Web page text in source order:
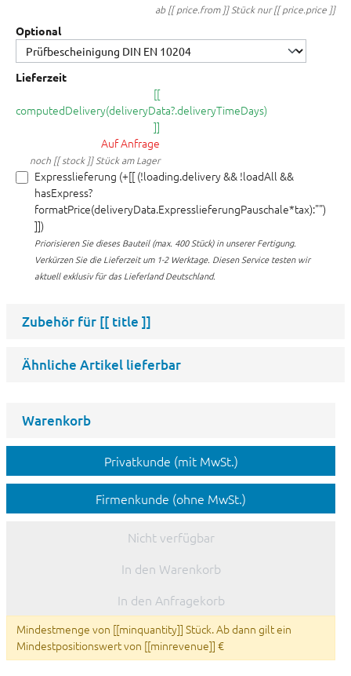
ab [[ price.from ]] Stück nur [[ price.price ]]
Optional
Lieferzeit
[[
computedDelivery(deliveryData?.deliveryTimeDays)
]]
Auf Anfrage
noch [[ stock ]] Stück am Lager
Expresslieferung (+[[ (!loading.delivery && !loadAll &&
hasExpress?
formatPrice(deliveryData.ExpresslieferungPauschale*tax):"")
]])
Priorisieren Sie dieses Bauteil (max. 400 Stück) in unserer Fertigung.
Verkürzen Sie die Lieferzeit um 1-2 Werktage. Diesen Service testen wir
aktuell exklusiv für das Lieferland Deutschland.
Zubehör für [[ title ]]
Ähnliche Artikel lieferbar
Warenkorb
Privatkunde (mit MwSt.)
Firmenkunde (ohne MwSt.)
Nicht verfügbar
In den Warenkorb
In den Anfragekorb
Mindestmenge von [[minquantity]] Stück. Ab dann gilt ein
Mindestpositionswert von [[minrevenue]] €